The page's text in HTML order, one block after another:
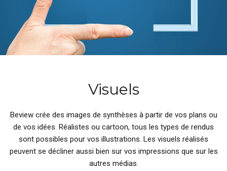
Visuels
Beview crée des images de synthèses à partir de vos plans ou
de vos idées. Réalistes ou cartoon, tous les types de rendus
sont possibles pour vos illustrations. Les visuels réalisés
peuvent se décliner aussi bien sur vos impressions que sur les
autres médias.